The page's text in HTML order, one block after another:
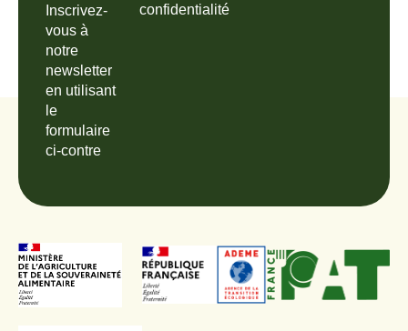
Inscrivez-
vous à
notre
newsletter
en utilisant
le
formulaire
ci-contre
confidentialité